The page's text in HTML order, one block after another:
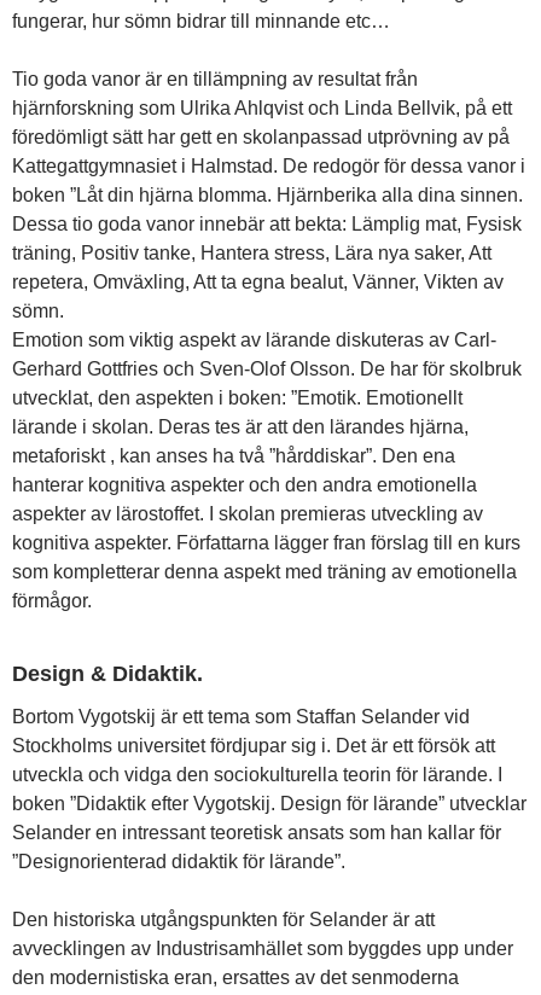
fungerar, hur sömn bidrar till minnande etc…
Tio goda vanor är en tillämpning av resultat från
hjärnforskning som Ulrika Ahlqvist och Linda Bellvik, på ett
föredömligt sätt har gett en skolanpassad utprövning av på
Kattegattgymnasiet i Halmstad. De redogör för dessa vanor i
boken ”Låt din hjärna blomma. Hjärnberika alla dina sinnen.
Dessa tio goda vanor innebär att bekta: Lämplig mat, Fysisk
träning, Positiv tanke, Hantera stress, Lära nya saker, Att
repetera, Omväxling, Att ta egna bealut, Vänner, Vikten av
sömn.
Emotion som viktig aspekt av lärande diskuteras av Carl-
Gerhard Gottfries och Sven-Olof Olsson. De har för skolbruk
utvecklat, den aspekten i boken: ”Emotik. Emotionellt
lärande i skolan. Deras tes är att den lärandes hjärna,
metaforiskt , kan anses ha två ”hårddiskar”. Den ena
hanterar kognitiva aspekter och den andra emotionella
aspekter av lärostoffet. I skolan premieras utveckling av
kognitiva aspekter. Författarna lägger fran förslag till en kurs
som kompletterar denna aspekt med träning av emotionella
förmågor.
Design & Didaktik.
Bortom Vygotskij är ett tema som Staffan Selander vid
Stockholms universitet fördjupar sig i. Det är ett försök att
utveckla och vidga den sociokulturella teorin för lärande. I
boken ”Didaktik efter Vygotskij. Design för lärande” utvecklar
Selander en intressant teoretisk ansats som han kallar för
”Designorienterad didaktik för lärande”.
Den historiska utgångspunkten för Selander är att
avvecklingen av Industrisamhället som byggdes upp under
den modernistiska eran, ersattes av det senmoderna